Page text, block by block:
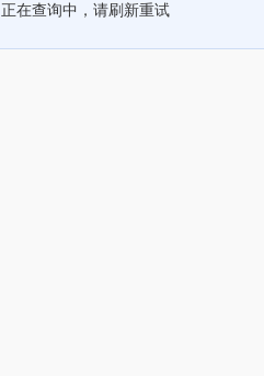
正在查询中，请刷新重试